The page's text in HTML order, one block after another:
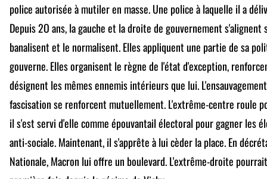
police autorisée à mutiler en masse. Une police à laquelle il a
Depuis 2O ans, la gauche et la droite de gouvernement s'alignent
banalisent et le normalisent. Elles appliquent une partie de sa
gouverne. Elles organisent le règne de l'état d'exception,
désignent les mêmes ennemis intérieurs que lui.
fascisation se renforcent mutuellement. L'extrême-centre roule
il s'est servi d'elle comme épouvantail électoral pour gagner les
anti-sociale. Maintenant, il s'apprête à lui cèder la place. En
Nationale, Macron lui offre un boulevard. L'extrême-droite